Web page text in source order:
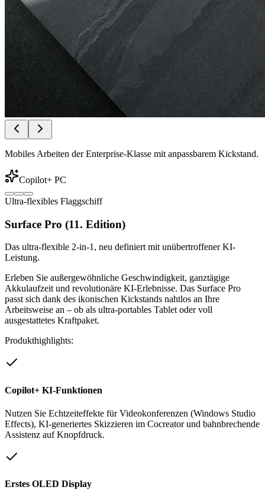
Mobiles Arbeiten der Enterprise-Klasse mit anpassbarem Kickstand.
Copilot+ PC
Ultra-flexibles Flaggschiff
Surface Pro (11. Edition)
Das ultra-flexible 2-in-1, neu definiert mit unübertroffener KI-
Leistung.
Erleben Sie außergewöhnliche Geschwindigkeit, ganztägige
Akkulaufzeit und revolutionäre KI-Erlebnisse. Das Surface Pro
passt sich dank des ikonischen Kickstands nahtlos an Ihre
Arbeitsweise an – ob als ultra-portables Tablet oder voll
ausgestattetes Kraftpaket.
Produkthighlights:
Copilot+ KI-Funktionen
Nutzen Sie Echtzeiteffekte für Videokonferenzen (Windows Studio
Effects), KI-generiertes Skizzieren im Cocreator und bahnbrechende
Assistenz auf Knopfdruck.
Erstes OLED Display